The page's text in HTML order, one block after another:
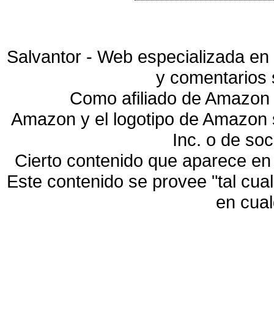
Salvantor - Web especializada
y
Como afiliado de
Amazon y el logotipo de
Inc. o de
Cierto contenido que aparece
Este contenido se provee "tal
en